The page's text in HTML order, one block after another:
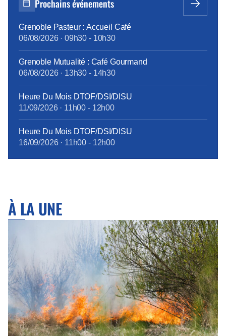
Prochains événements
Grenoble Pasteur : Accueil Café
06/08/2026· 09h30 - 10h30
Grenoble Mutualité : Café Gourmand
06/08/2026· 13h30 - 14h30
Heure Du Mois DTOF/DSI/DISU
11/09/2026· 11h00 - 12h00
Heure Du Mois DTOF/DSI/DISU
16/09/2026· 11h00 - 12h00
À LA UNE